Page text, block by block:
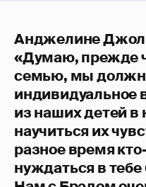
Анджелине
«Думаю, прежде
семью, мы
из наших детей
научиться их
разное время
нуждаться в